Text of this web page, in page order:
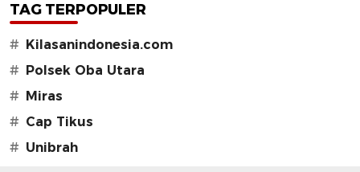
TAG TERPOPULER
#
Kilasanindonesia.com
#
Polsek Oba Utara
#
Miras
# Cap Tikus
# Unibrah